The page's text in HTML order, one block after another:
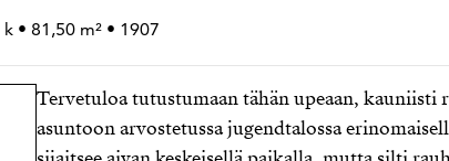
k • 81,50 m² • 1907
Tervetuloa tutustumaan tähän upeaan,
asuntoon arvostetussa jugendtalossa